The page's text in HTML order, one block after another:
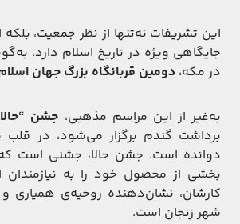
این تشریفات نه‌تنها از نظر جمعیت، بلکه
جایگاهی ویژه در تاریخ اسلام دارد،
در مکه، دومین قربانگاه بزرگ جهان
به‌غیر از این مراسم مذهبی، جشن
برداشت گندم برگزار می‌شود، در قلب
دوانده است. جشن حالا، جشنی است که
بخشی از محصول خود را به نیازمندان
کارشان، نشان‌دهنده روحیه‌ی همیاری
شهر زنجان است.